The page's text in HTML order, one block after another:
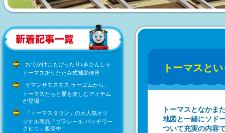
おでかけにもぴったり♪きかんしゃ
トーマス折りたたみ式補助便座
サマンサモスモス ラーゴムから、
トーマスたちと夏を楽しむアイテム
が登場！
「トーマスタウン」の大人気オリ
ジナル商品「プラレール パッチワー
クヒロ」販売中！
トーマスと
トーマスとなかま
地図と一緒にソド
ついて充実の内容